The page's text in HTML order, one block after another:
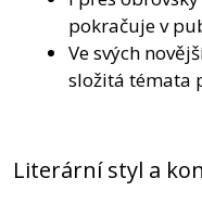
pokračuje v
Ve svých
složitá témata
Literární styl a